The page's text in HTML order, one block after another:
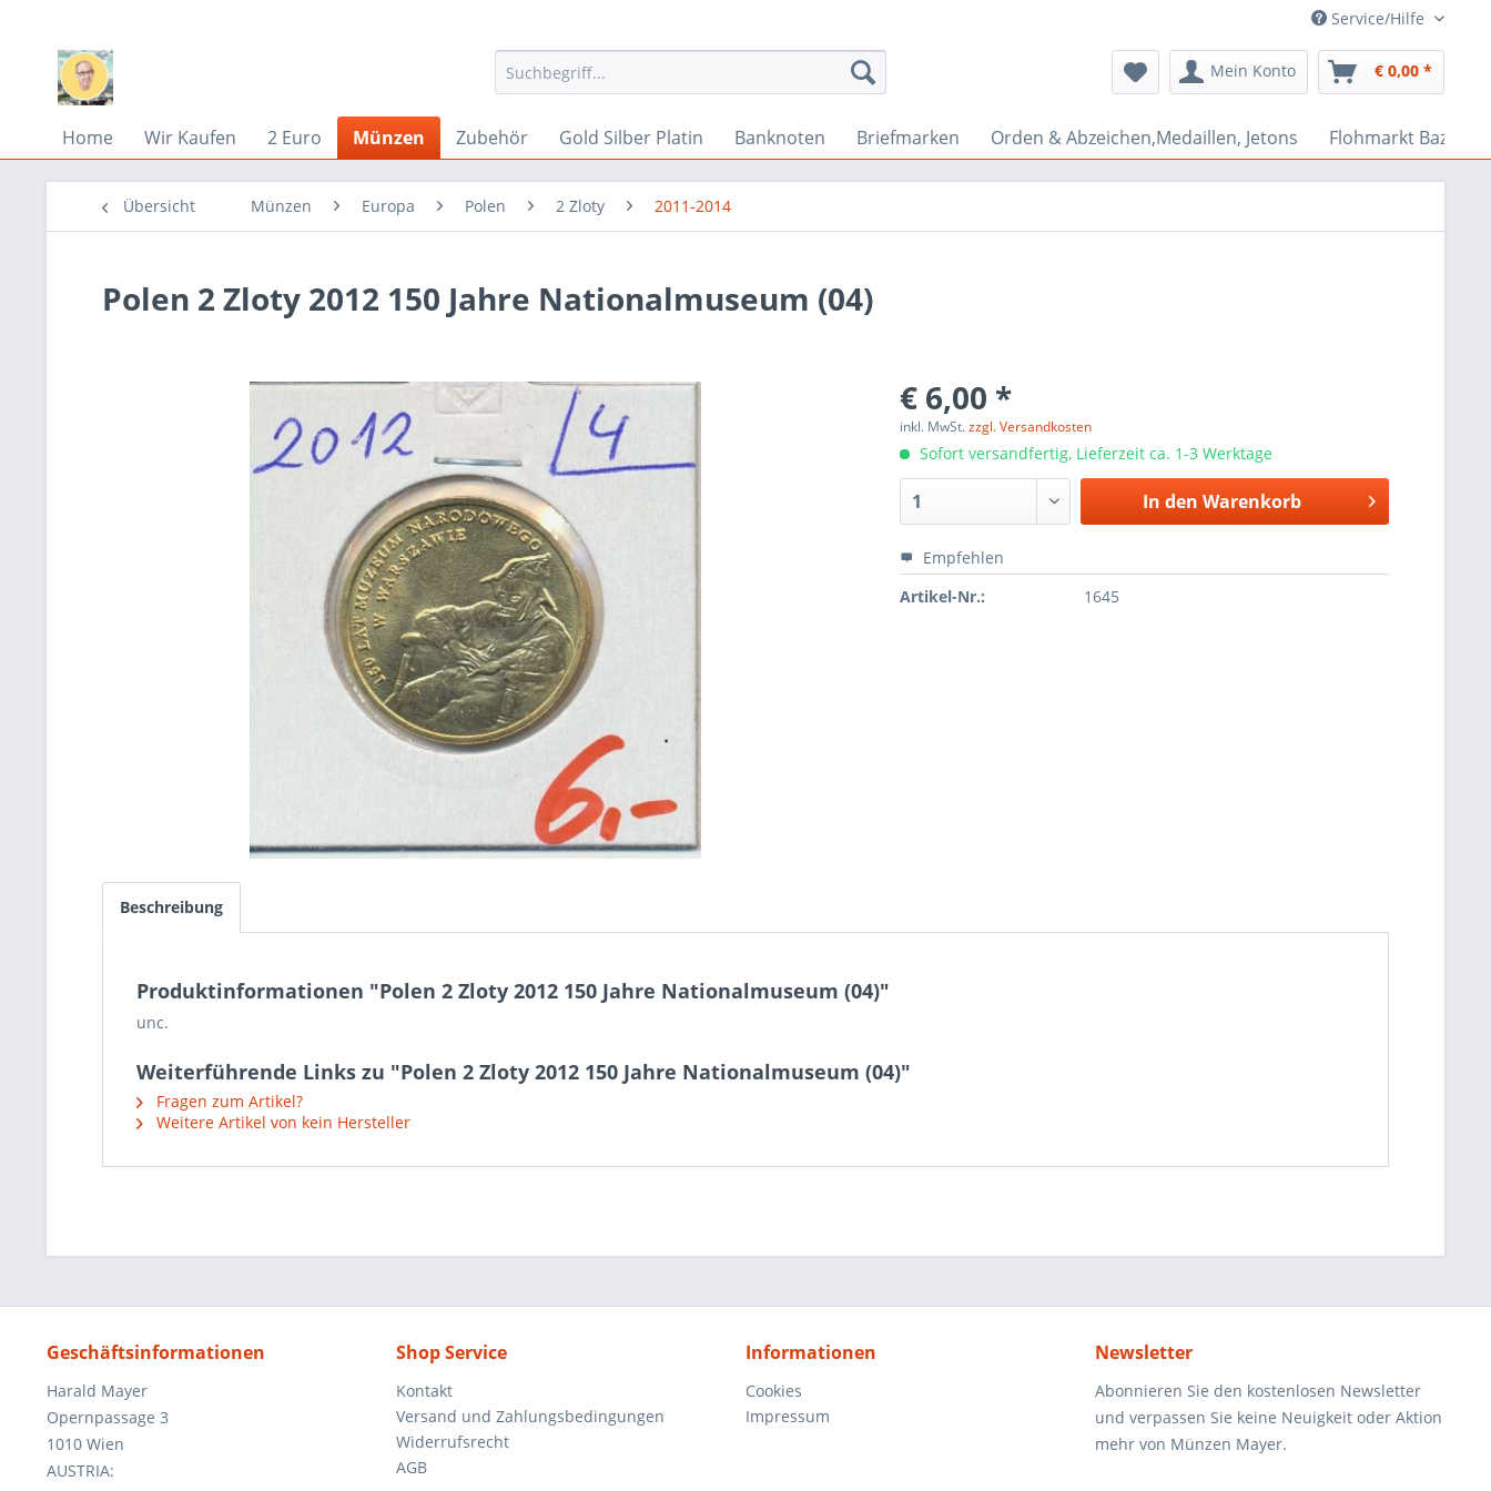
Service/Hilfe
Mein Konto € 0,00 *
Home Wir Kaufen 2 Euro Münzen Zubehör Gold Silber Platin Banknoten Briefmarken Orden & Abzeichen,Medaillen, Jetons Flohmarkt Bazar
Übersicht Münzen Europa Polen 2 Zloty 2011-2014
Polen 2 Zloty 2012 150 Jahre Nationalmuseum (04)
€ 6,00 *
inkl. MwSt.zzgl. Versandkosten
Sofort versandfertig, Lieferzeit ca. 1-3 Werktage
In den Warenkorb
Empfehlen
Artikel-Nr.:
1645
Beschreibung
Produktinformationen "Polen 2 Zloty 2012 150 Jahre Nationalmuseum (04)"
unc.
Weiterführende Links zu "Polen 2 Zloty 2012 150 Jahre Nationalmuseum (04)"
Fragen zum Artikel?
Weitere Artikel von kein Hersteller
Geschäftsinformationen
Harald Mayer
Opernpassage 3
1010 Wien
AUSTRIA:
Shop Service
Kontakt
Versand und Zahlungsbedingungen
Widerrufsrecht
AGB
Informationen
Cookies
Impressum
Newsletter
Abonnieren Sie den kostenlosen Newsletter
und verpassen Sie keine Neuigkeit oder Aktion
mehr von Münzen Mayer.